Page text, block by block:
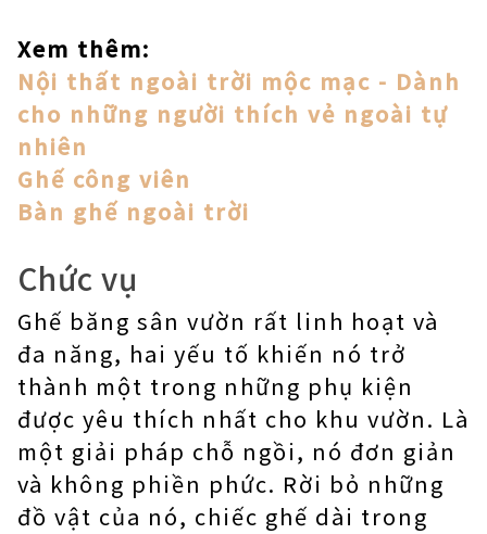
Xem thêm:
Nội thất ngoài trời mộc mạc - Dành
cho những người thích vẻ ngoài tự
nhiên
Ghế công viên
Bàn ghế ngoài trời
Chức vụ
Ghế băng sân vườn rất linh hoạt và
đa năng, hai yếu tố khiến nó trở
thành một trong những phụ kiện
được yêu thích nhất cho khu vườn. Là
một giải pháp chỗ ngồi, nó đơn giản
và không phiền phức. Rời bỏ những
đồ vật của nó, chiếc ghế dài trong